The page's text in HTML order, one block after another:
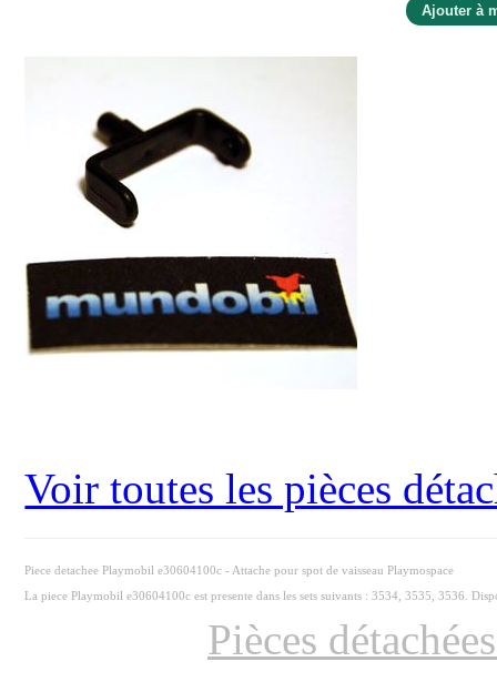
Voir toutes les pièces
Piece detachee Playmobil e30604100c - Attache pour spot de vaisseau Playmospace
La piece Playmobil e30604100c est presente dans les sets suivants : 3534, 3535, 3536.
Pièces